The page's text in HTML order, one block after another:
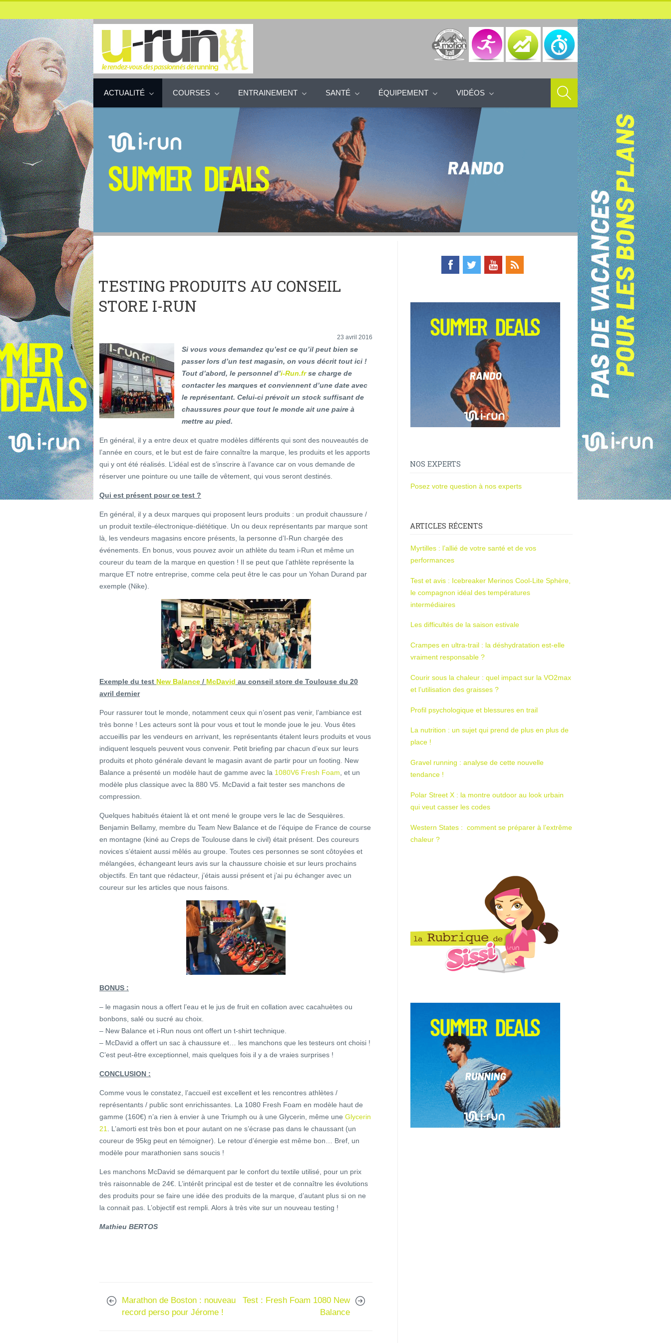
ACTUALITÉ COURSES ENTRAINEMENT SANTÉ ÉQUIPEMENT VIDÉOS
TESTING PRODUITS AU CONSEIL
STORE I-RUN
23 avril 2016
Si vous vous demandez qu’est ce qu’il peut bien se
passer lors d’un test magasin, on vous décrit tout ici !
Tout d’abord, le personnel d’i-Run.frse charge de
contacter les marques et conviennent d’une date avec
le représentant. Celui-ci prévoit un stock suffisant de
chaussures pour que tout le monde ait une paire à
mettre au pied.
En général, il y a entre deux et quatre modèles différents qui sont des nouveautés de
l’année en cours, et le but est de faire connaître la marque, les produits et les apports
qui y ont été réalisés. L’idéal est de s’inscrire à l’avance car on vous demande de
réserver une pointure ou une taille de vêtement, qui vous seront destinés.
Qui est présent pour ce test ?
En général, il y a deux marques qui proposent leurs produits : un produit chaussure /
un produit textile-électronique-diététique. Un ou deux représentants par marque sont
là, les vendeurs magasins encore présents, la personne d’I-Run chargée des
événements. En bonus, vous pouvez avoir un athlète du team i-Run et même un
coureur du team de la marque en question ! Il se peut que l’athlète représente la
marque ET notre entreprise, comme cela peut être le cas pour un Yohan Durand par
exemple (Nike).
Exemple du test New Balance / McDavid au conseil store de Toulouse du 20
avril dernier
Pour rassurer tout le monde, notamment ceux qui n’osent pas venir, l’ambiance est
très bonne ! Les acteurs sont là pour vous et tout le monde joue le jeu. Vous êtes
accueillis par les vendeurs en arrivant, les représentants étalent leurs produits et vous
indiquent lesquels peuvent vous convenir. Petit briefing par chacun d’eux sur leurs
produits et photo générale devant le magasin avant de partir pour un footing. New
Balance a présenté un modèle haut de gamme avec la 1080V6 Fresh Foam , et un
modèle plus classique avec la 880 V5. McDavid a fait tester ses manchons de
compression.
Quelques habitués étaient là et ont mené le groupe vers le lac de Sesquières.
Benjamin Bellamy, membre du Team New Balance et de l’équipe de France de course
en montagne (kiné au Creps de Toulouse dans le civil) était présent. Des coureurs
novices s’étaient aussi mêlés au groupe. Toutes ces personnes se sont côtoyées et
mélangées, échangeant leurs avis sur la chaussure choisie et sur leurs prochains
objectifs. En tant que rédacteur, j’étais aussi présent et j’ai pu échanger avec un
coureur sur les articles que nous faisons.
BONUS :
– le magasin nous a offert l’eau et le jus de fruit en collation avec cacahuètes ou
bonbons, salé ou sucré au choix.
– New Balance et i-Run nous ont offert un t-shirt technique.
– McDavid a offert un sac à chaussure et… les manchons que les testeurs ont choisi !
C’est peut-être exceptionnel, mais quelques fois il y a de vraies surprises !
CONCLUSION :
Comme vous le constatez, l’accueil est excellent et les rencontres athlètes /
représentants / public sont enrichissantes. La 1080 Fresh Foam en modèle haut de
gamme (160€) n’a rien à envier à une Triumph ou à une Glycerin, même une Glycerin
21
. L’amorti est très bon et pour autant on ne s’écrase pas dans le chaussant (un
coureur de 95kg peut en témoigner). Le retour d’énergie est même bon… Bref, un
modèle pour marathonien sans soucis !
Les manchons McDavid se démarquent par le confort du textile utilisé, pour un prix
très raisonnable de 24€. L’intérêt principal est de tester et de connaître les évolutions
des produits pour se faire une idée des produits de la marque, d’autant plus si on ne
la connait pas. L’objectif est rempli. Alors à très vite sur un nouveau testing !
Mathieu BERTOS
Marathon de Boston : nouveau
record perso pour Jérome !
Test : Fresh Foam 1080 New
Balance
NOS EXPERTS
Posez votre question à nos experts
ARTICLES RÉCENTS
Myrtilles : l’allié de votre santé et de vos
performances
Test et avis : Icebreaker Merinos Cool-Lite Sphère,
le compagnon idéal des températures
intermédiaires
Les difficultés de la saison estivale
Crampes en ultra-trail : la déshydratation est-elle
vraiment responsable ?
Courir sous la chaleur : quel impact sur la VO2max
et l’utilisation des graisses ?
Profil psychologique et blessures en trail
La nutrition : un sujet qui prend de plus en plus de
place !
Gravel running : analyse de cette nouvelle
tendance !
Polar Street X : la montre outdoor au look urbain
qui veut casser les codes
Western States : comment se préparer à l’extrême
chaleur ?